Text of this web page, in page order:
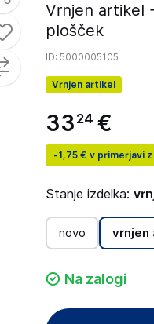
Vrnjen artikel
plošček
ID: 5000005105
Vrnjen artikel
33 24 €
-1,75 € v primerjavi
Stanje izdelka:
novo vrnjen
Na zalogi